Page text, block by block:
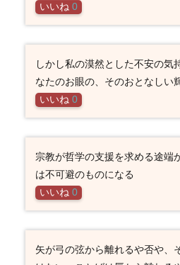
いいね 0
しかし私の漠然とした不安の気
なたのお眼の、そのおとなしい
いいね 0
宗教が哲学の支援を求める途端
は不可避のものになる
いいね 0
矢が弓の弦から離れるや否や、